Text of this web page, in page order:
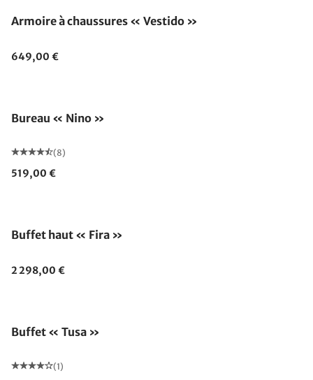
Armoire à chaussures « Vestido »
649,00 €
Bureau « Nino »
(8)
519,00 €
Buffet haut « Fira »
2 298,00 €
Buffet « Tusa »
(1)